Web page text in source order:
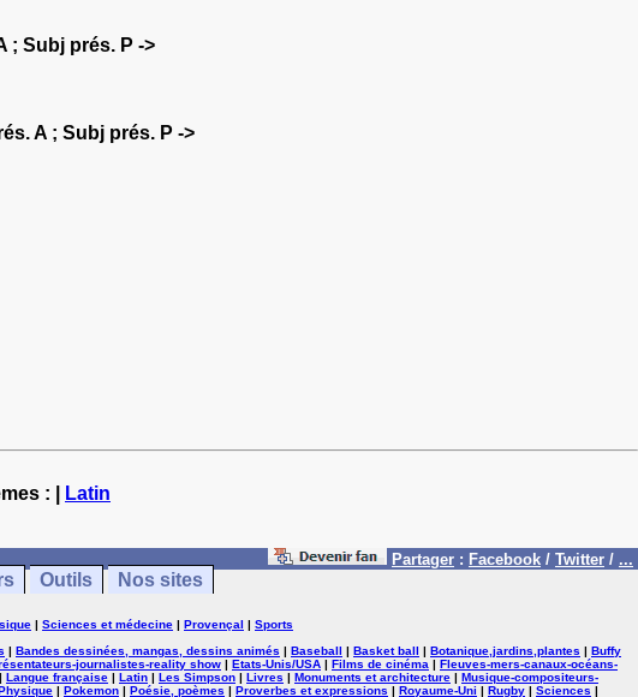
; Subj prés. P ->
A ; Subj prés. P ->
: |
Latin
Partager : Facebook / Twitter / ...
Outils Nos sites
| Sciences et médecine | Provençal | Sports
| Bandes dessinées, mangas, dessins animés | Baseball | Basket ball | Botanique,jardins,plantes | Buffy
journalistes-reality show | Etats-Unis/USA | Films de cinéma | Fleuves-mers-canaux-océans-
| Langue française | Latin | Les Simpson | Livres | Monuments et architecture | Musique-compositeurs-
| Pokemon | Poésie, poèmes | Proverbes et expressions | Royaume-Uni | Rugby | Sciences |